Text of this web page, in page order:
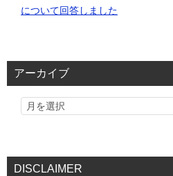
について回答しました
アーカイブ
DISCLAIMER